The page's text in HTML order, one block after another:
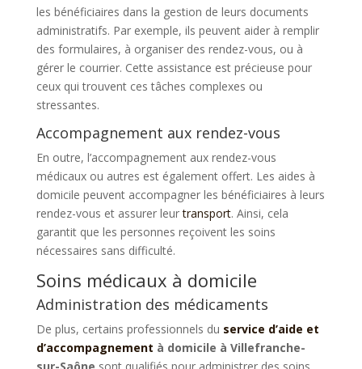
les bénéficiaires dans la gestion de leurs documents
administratifs. Par exemple, ils peuvent aider à remplir
des formulaires, à organiser des rendez-vous, ou à
gérer le courrier. Cette assistance est précieuse pour
ceux qui trouvent ces tâches complexes ou
stressantes.
Accompagnement aux rendez-vous
En outre, l’accompagnement aux rendez-vous
médicaux ou autres est également offert. Les aides à
domicile peuvent accompagner les bénéficiaires à leurs
rendez-vous et assurer leurtransport. Ainsi, cela
garantit que les personnes reçoivent les soins
nécessaires sans difficulté.
Soins médicaux à domicile
Administration des médicaments
De plus, certains professionnels du service d’aide et
d’accompagnement à domicile à Villefranche-